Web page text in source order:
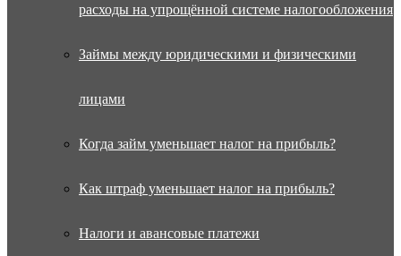
расходы на упрощённой системе налогообложения
Займы между юридическими и физическими
лицами
Когда займ уменьшает налог на прибыль?
Как штраф уменьшает налог на прибыль?
Налоги и авансовые платежи